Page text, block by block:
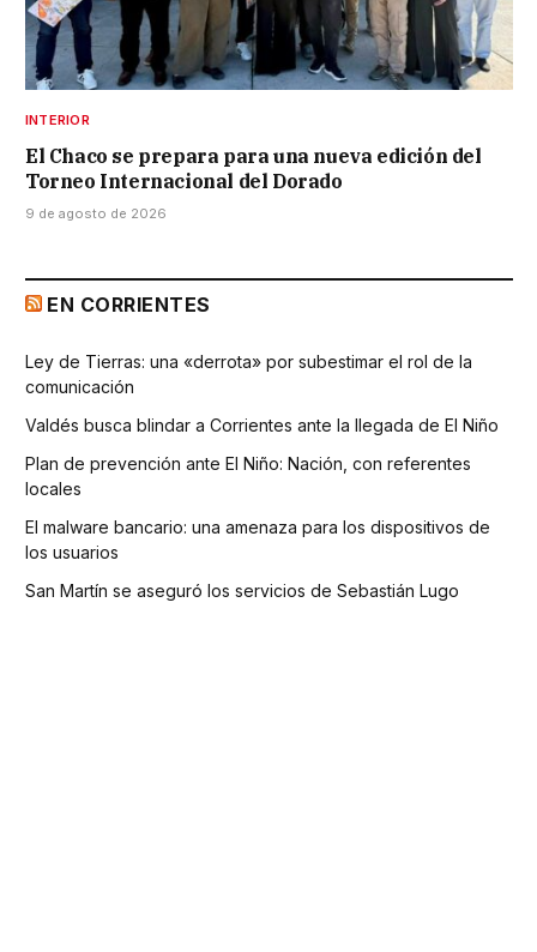
INTERIOR
El Chaco se prepara para una nueva edición del
Torneo Internacional del Dorado
9 de agosto de 2026
EN CORRIENTES
Ley de Tierras: una «derrota» por subestimar el rol de la
comunicación
Valdés busca blindar a Corrientes ante la llegada de El Niño
Plan de prevención ante El Niño: Nación, con referentes
locales
El malware bancario: una amenaza para los dispositivos de
los usuarios
San Martín se aseguró los servicios de Sebastián Lugo